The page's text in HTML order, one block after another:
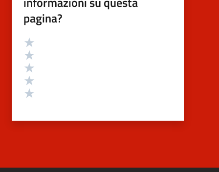
pagina?
Valutazione